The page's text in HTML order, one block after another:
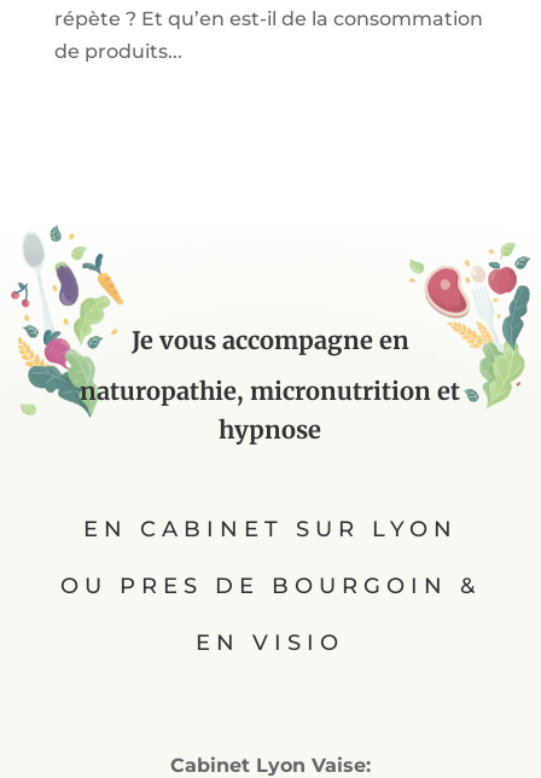
répète ? Et qu’en est-il de la consommation
de produits...
Je vous accompagne en
naturopathie, micronutrition et
hypnose
EN CABINET SUR LYON
OU PRES DE BOURGOIN &
EN VISIO
Cabinet Lyon Vaise: